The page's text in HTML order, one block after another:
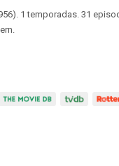
1 temporadas. 31